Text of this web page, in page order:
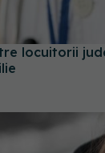
locuitorii